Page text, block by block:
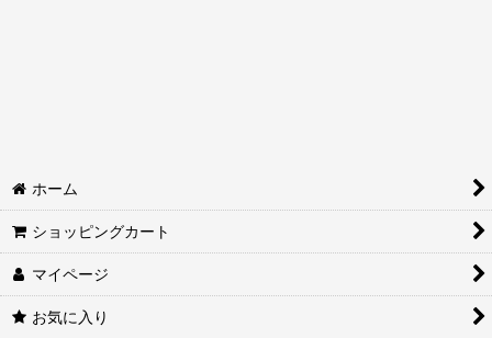
ホーム
ショッピングカート
マイページ
お気に入り